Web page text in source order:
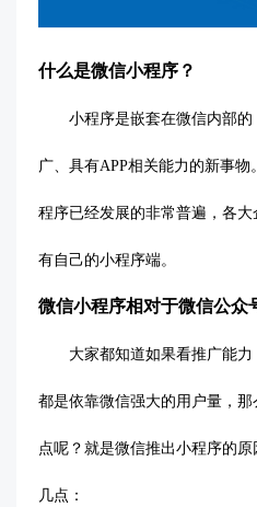
什么是微信小程序？
小程序是嵌套在微信内部
广、具有APP相关能力的新事
程序已经发展的非常普遍，各
有自己的小程序端。
微信小程序相对于微信公众
大家都知道如果看推广能力
都是依靠微信强大的用户量，
点呢？就是微信推出小程序的
几点：